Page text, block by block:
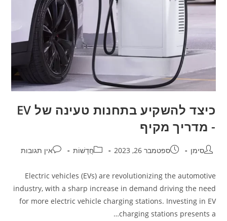
כיצד להשקיע בתחנות טעינה של EV
- מדריך מקיף
סימן ספטמבר 26, 2023 חֲדָשׁוֹת אין תגובות
Electric vehicles (EVs) are revolutionizing the automotive
industry, with a sharp increase in demand driving the need
for more electric vehicle charging stations. Investing in EV
charging stations presents a…